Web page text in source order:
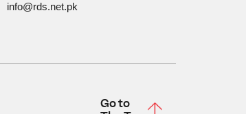
info@rds.net.pk
Go to